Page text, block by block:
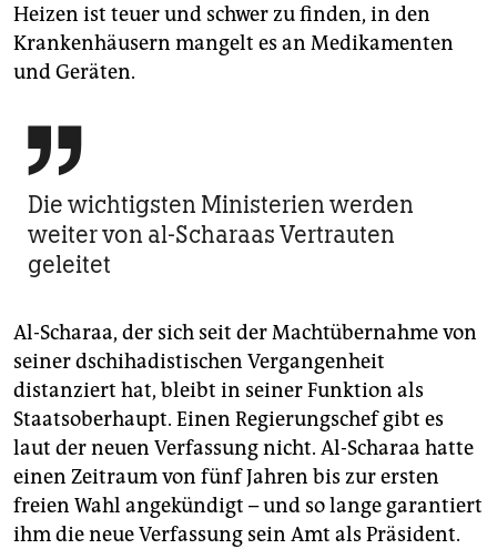
Heizen ist teuer und schwer zu finden, in den
Krankenhäusern mangelt es an Medikamenten
und Geräten.

Die wichtigsten Ministerien werden
weiter von al-Scharaas Vertrauten
geleitet
Al-Scharaa, der sich seit der Machtübernahme von
seiner dschihadistischen Vergangenheit
distanziert hat, bleibt in seiner Funktion als
Staatsoberhaupt. Einen Regierungschef gibt es
laut der neuen Verfassung nicht. Al-Scharaa hatte
einen Zeitraum von fünf Jahren bis zur ersten
freien Wahl angekündigt – und so lange garantiert
ihm die neue Verfassung sein Amt als Präsident.